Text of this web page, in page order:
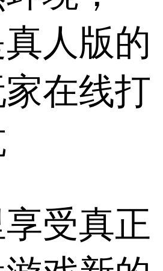
人版的
在线打
受真正